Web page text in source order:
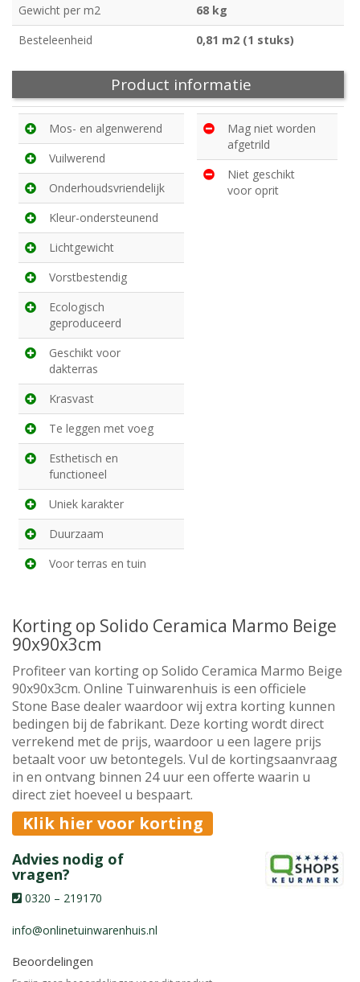
Gewicht per m2
68 kg
Besteleenheid
0,81 m2 (1 stuks)
Product informatie
Mos- en algenwerend
Vuilwerend
Onderhoudsvriendelijk
Kleur-ondersteunend
Lichtgewicht
Vorstbestendig
Ecologisch
geproduceerd
Geschikt voor
dakterras
Krasvast
Te leggen met voeg
Esthetisch en
functioneel
Uniek karakter
Duurzaam
Voor terras en tuin
Mag niet worden
afgetrild
Niet geschikt
voor oprit
Korting op Solido Ceramica Marmo Beige
90x90x3cm
Profiteer van korting op Solido Ceramica Marmo Beige
90x90x3cm. Online Tuinwarenhuis is een officiele
Stone Base dealer waardoor wij extra korting kunnen
bedingen bij de fabrikant. Deze korting wordt direct
verrekend met de prijs, waardoor u een lagere prijs
betaalt voor uw betontegels. Vul de kortingsaanvraag
in en ontvang binnen 24 uur een offerte waarin u
direct ziet hoeveel u bespaart.
Klik hier voor korting
Advies nodig of
vragen?
0320 – 219170
info@onlinetuinwarenhuis.nl
Beoordelingen